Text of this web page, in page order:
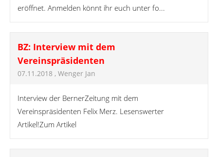
eröffnet. Anmelden könnt ihr euch unter fo...
BZ: Interview mit dem
Vereinspräsidenten
07.11.2018 , Wenger Jan
Interview der BernerZeitung mit dem
Vereinspräsidenten Felix Merz. Lesenswerter
Artikel!Zum Artikel